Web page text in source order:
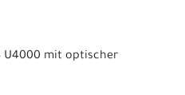
U4000 mit optischer